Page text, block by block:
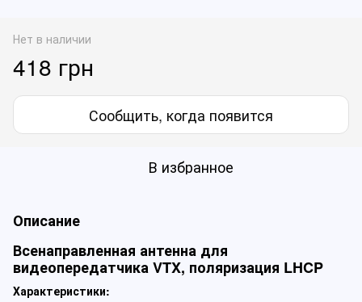
Нет в наличии
418 грн
Сообщить, когда появится
В избранное
Описание
Всенаправленная антенна для
видеопередатчика VTX, поляризация LHCP
Характеристики: